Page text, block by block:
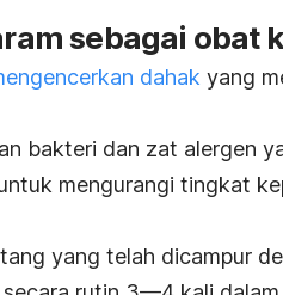
sebagai obat
dahak yang
bakteri dan zat alergen
mengurangi tingkat
yang telah dicampur